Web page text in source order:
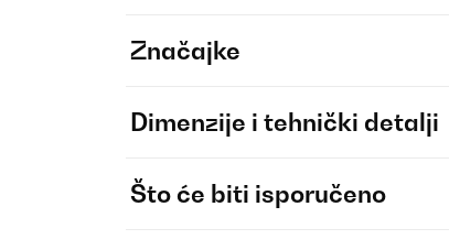
Značajke
Dimenzije i tehnički detalji
Što će biti isporučeno